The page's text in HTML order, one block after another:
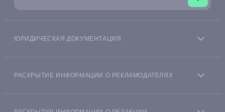
ЮРИДИЧЕСКАЯ ДОКУМЕНТАЦИЯ
финансовой платформы из БКИ
РАСКРЫТИЕ ИНФОРМАЦИИ О РЕКЛАМОДАТЕЛЯХ